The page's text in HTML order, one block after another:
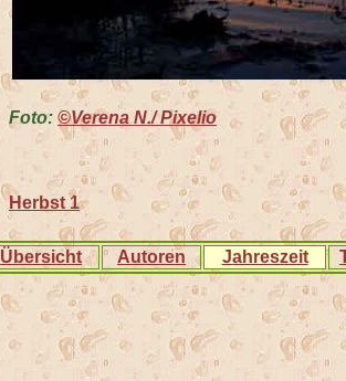
Foto: ©Verena N./ Pixelio
Herbst 1
Übersicht Autoren Jahreszeit